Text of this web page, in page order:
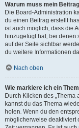
Warum muss mein
Die Board-Administration
du einen Beitrag erstellt
ist auch möglich, dass die
hinzugefügt hat, bei denen
auf der Seite sichtbar
du weitere Informationen
Nach oben
Wie markiere ich ein
Durch Klicken des
kannst du das Thema
holen. Wenn du den
möglicherweise deaktiviert